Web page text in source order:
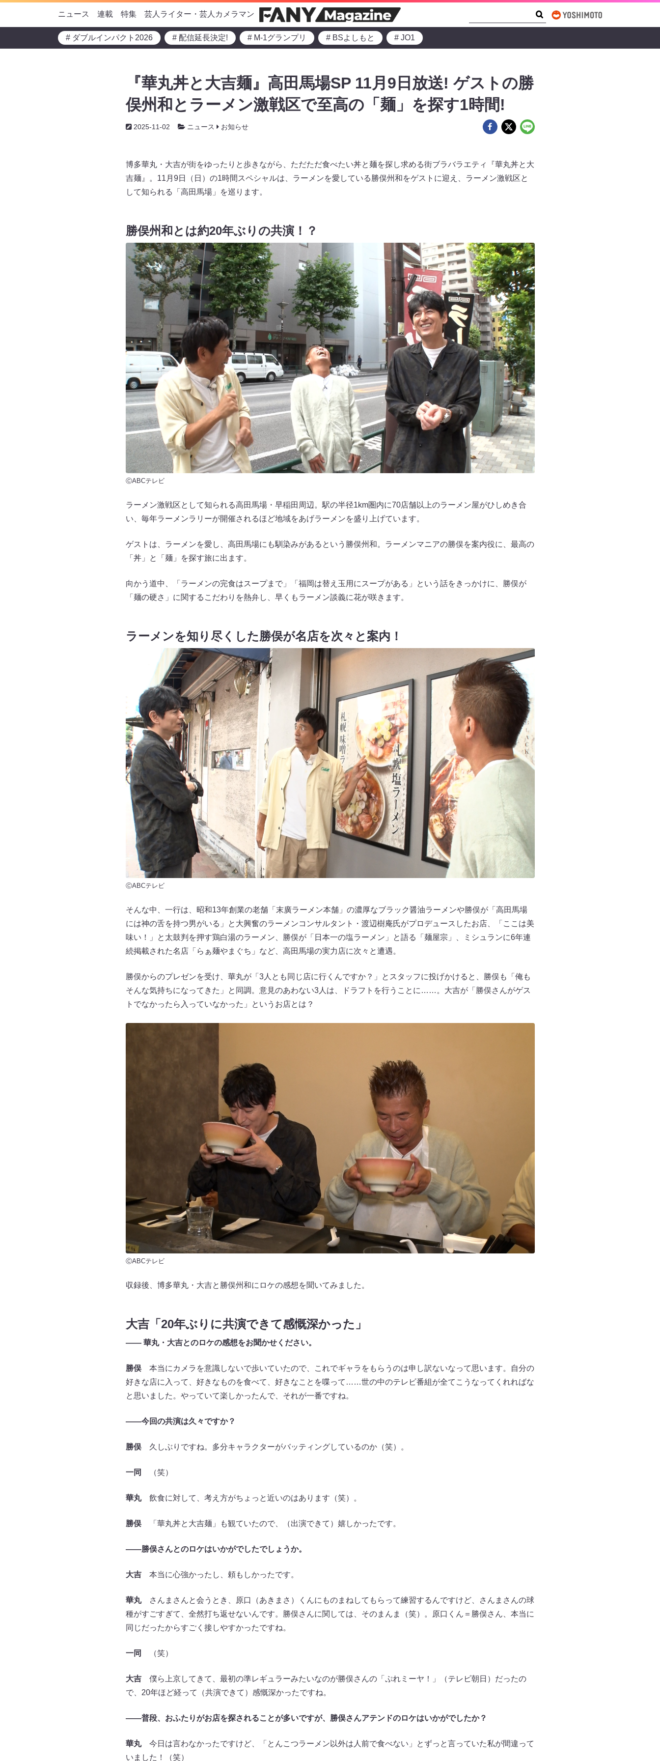
ニュース 連載 特集 芸人ライター・芸人カメラマン
# ダブルインパクト2026 # 配信延長決定! # M-1グランプリ # BSよしもと # JO1
『華丸丼と大吉麺』高田馬場SP 11月9日放送! ゲストの勝
俣州和とラーメン激戦区で至高の「麺」を探す1時間!
2025-11-02 ニュース お知らせ
博多華丸・大吉が街をゆったりと歩きながら、ただただ食べたい丼と麺を探し求める街ブラバラエティ『華丸丼と大
吉麺』。11月9日（日）の1時間スペシャルは、ラーメンを愛している勝俣州和をゲストに迎え、ラーメン激戦区と
して知られる「高田馬場」を巡ります。
勝俣州和とは約20年ぶりの共演！？
ⒸABCテレビ
ラーメン激戦区として知られる高田馬場・早稲田周辺。駅の半径1km圏内に70店舗以上のラーメン屋がひしめき合
い、毎年ラーメンラリーが開催されるほど地域をあげラーメンを盛り上げています。
ゲストは、ラーメンを愛し、高田馬場にも馴染みがあるという勝俣州和。ラーメンマニアの勝俣を案内役に、最高の
「丼」と「麺」を探す旅に出ます。
向かう道中、「ラーメンの完食はスープまで」「福岡は替え玉用にスープがある」という話をきっかけに、勝俣が
「麺の硬さ」に関するこだわりを熱弁し、早くもラーメン談義に花が咲きます。
ラーメンを知り尽くした勝俣が名店を次々と案内！
ⒸABCテレビ
そんな中、一行は、昭和13年創業の老舗「末廣ラーメン本舗」の濃厚なブラック醤油ラーメンや勝俣が「高田馬場
には神の舌を持つ男がいる」と大興奮のラーメンコンサルタント・渡辺樹庵氏がプロデュースしたお店、「ここは美
味い！」と太鼓判を押す鶏白湯のラーメン、勝俣が「日本一の塩ラーメン」と語る「麺屋宗」、ミシュランに6年連
続掲載された名店「らぁ麺やまぐち」など、高田馬場の実力店に次々と遭遇。
勝俣からのプレゼンを受け、華丸が「3人とも同じ店に行くんですか？」とスタッフに投げかけると、勝俣も「俺も
そんな気持ちになってきた」と同調。意見のあわない3人は、ドラフトを行うことに……。大吉が「勝俣さんがゲス
トでなかったら入っていなかった」というお店とは？
ⒸABCテレビ
収録後、博多華丸・大吉と勝俣州和にロケの感想を聞いてみました。
大吉「20年ぶりに共演できて感慨深かった」
―― 華丸・大吉とのロケの感想をお聞かせください。
勝俣本当にカメラを意識しないで歩いていたので、これでギャラをもらうのは申し訳ないなって思います。自分の
好きな店に入って、好きなものを食べて、好きなことを喋って……世の中のテレビ番組が全てこうなってくれればな
と思いました。やっていて楽しかったんで、それが一番ですね。
――今回の共演は久々ですか？
勝俣久しぶりですね。多分キャラクターがバッティングしているのか（笑）。
一同 （笑）
華丸飲食に対して、考え方がちょっと近いのはあります（笑）。
勝俣「華丸丼と大吉麺」も観ていたので、（出演できて）嬉しかったです。
――勝俣さんとのロケはいかがでしたでしょうか。
大吉本当に心強かったし、頼もしかったです。
華丸さんまさんと会うとき、原口（あきまさ）くんにものまねしてもらって練習するんですけど、さんまさんの球
種がすごすぎて、全然打ち返せないんです。勝俣さんに関しては、そのまんま（笑）。原口くん＝勝俣さん、本当に
同じだったからすごく接しやすかったですね。
一同 （笑）
大吉僕ら上京してきて、最初の準レギュラーみたいなのが勝俣さんの「ぷれミーヤ！」（テレビ朝日）だったの
で、20年ほど経って（共演できて）感慨深かったですね。
――普段、おふたりがお店を探されることが多いですが、勝俣さんアテンドのロケはいかがでしたか？
華丸今日は言わなかったですけど、「とんこつラーメン以外は人前で食べない」とずっと言っていた私が間違って
いました！（笑）